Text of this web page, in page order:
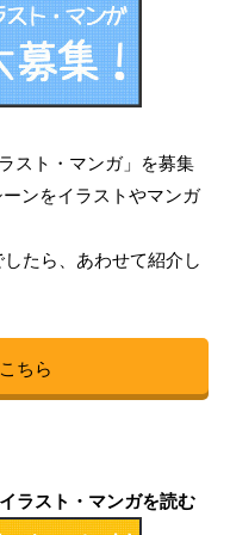
スト・マンガ」を募集
ンをイラストやマンガ
たら、あわせて紹介し
ちら
ラスト・マンガを読む